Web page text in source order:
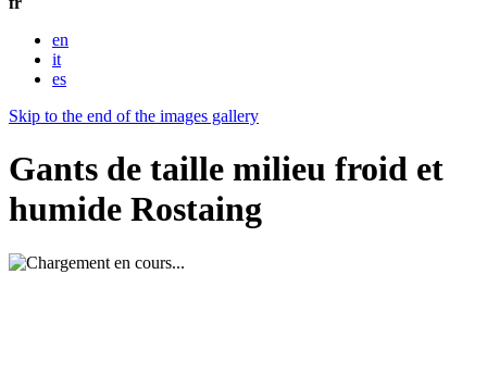
en
it
es
Skip to the end of the images gallery
Gants de taille milieu froid et
humide Rostaing